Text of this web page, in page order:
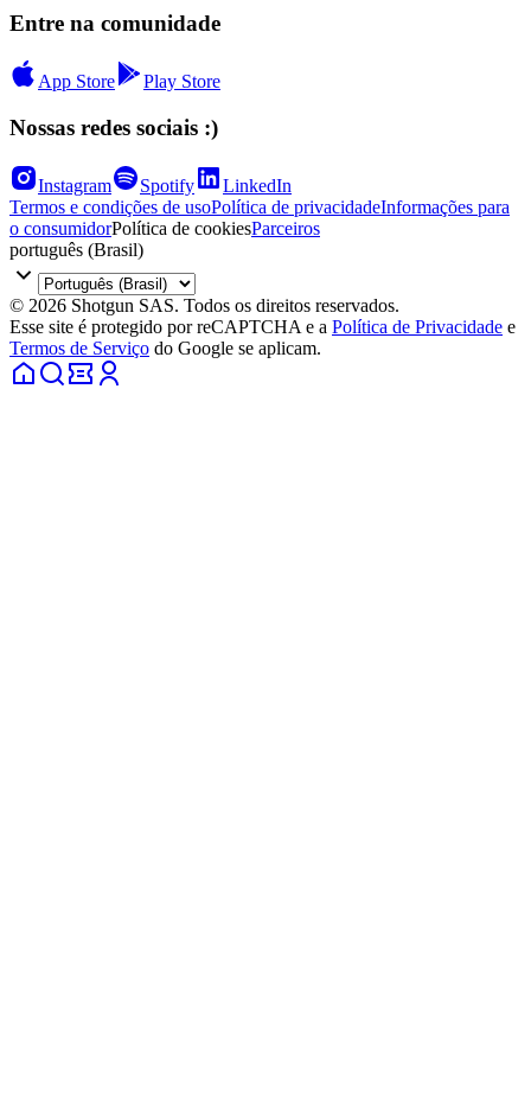
Entre na comunidade
App Store Play Store
Nossas redes sociais :)
Instagram Spotify
LinkedIn
Termos e condições de usoPolítica de privacidadeInformações para
o consumidorPolítica de cookiesParceiros
português (Brasil)
© 2026 Shotgun SAS. Todos os direitos reservados.
Esse site é protegido por reCAPTCHA e a Política de Privacidade e
Termos de Serviço do Google se aplicam.